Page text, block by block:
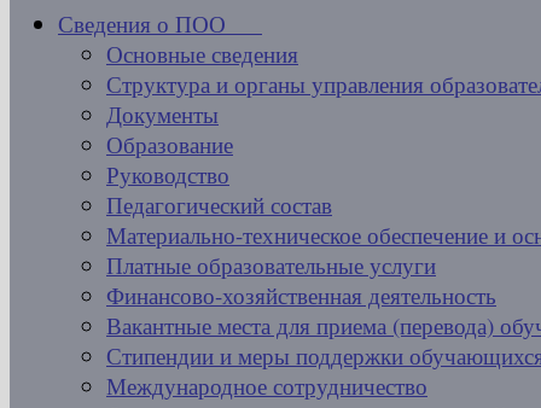
Сведения о ПОО
Основные сведения
Структура и органы управления
Документы
Образование
Руководство
Педагогический состав
Материально-техническое обеспечение и
Платные образовательные услуги
Финансово-хозяйственная деятельность
Вакантные места для приема (перевода)
Стипендии и меры поддержки
Международное сотрудничество